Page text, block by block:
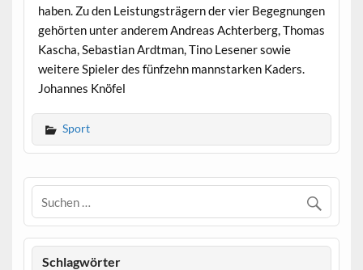
haben. Zu den Leistungsträgern der vier Begegnungen
gehörten unter anderem Andreas Achterberg, Thomas
Kascha, Sebastian Ardtman, Tino Lesener sowie
weitere Spieler des fünfzehn mannstarken Kaders.
Johannes Knöfel
Sport
Schlagwörter